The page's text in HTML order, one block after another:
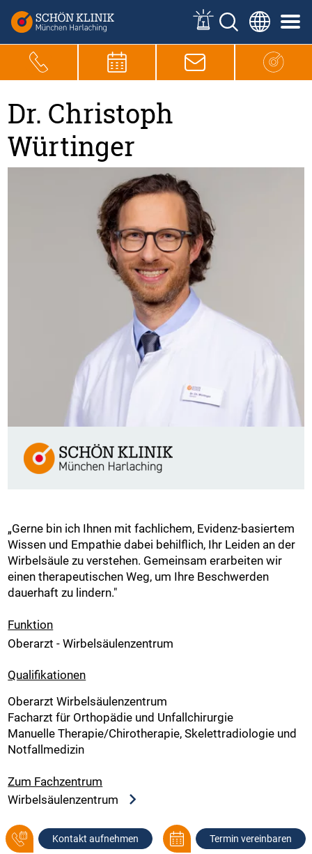
Dr. Christoph
Würtinger
„Gerne bin ich Ihnen mit fachlichem, Evidenz-basiertem
Wissen und Empathie dabei behilflich, Ihr Leiden an der
Wirbelsäule zu verstehen. Gemeinsam erarbeiten wir
einen therapeutischen Weg, um Ihre Beschwerden
dauerhaft zu lindern."
Funktion
Oberarzt - Wirbelsäulenzentrum
Qualifikationen
Oberarzt Wirbelsäulenzentrum
Facharzt für Orthopädie und Unfallchirurgie
Manuelle Therapie/Chirotherapie, Skelettradiologie und
Notfallmedizin
Zum Fachzentrum
Wirbelsäulenzentrum
Kontakt aufnehmen Termin vereinbaren